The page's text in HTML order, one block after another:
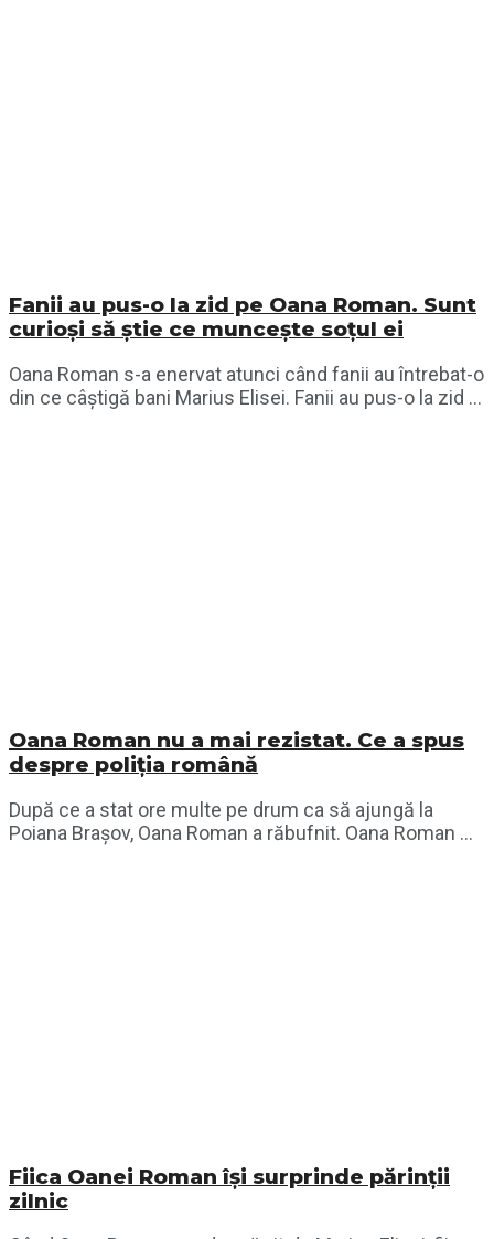
Fanii au pus-o la zid pe Oana Roman. Sunt
curioși să știe ce muncește soțul ei
Oana Roman s-a enervat atunci când fanii au întrebat-o
din ce câștigă bani Marius Elisei. Fanii au pus-o la zid ...
Oana Roman nu a mai rezistat. Ce a spus
despre poliția română
După ce a stat ore multe pe drum ca să ajungă la
Poiana Brașov, Oana Roman a răbufnit. Oana Roman ...
Fiica Oanei Roman își surprinde părinții
zilnic